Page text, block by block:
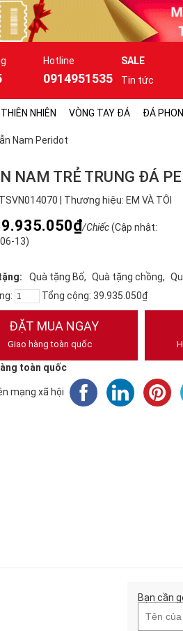
Hotline
0914951535
SALE
Tin tức
NHIÊN VÒNG TAY ĐÁ ĐÁ
Nam Peridot
NAM TRẺ TRUNG ĐÁ
| Thương hiệu: EM VÀ TÔI
/Chiếc(Cập nhật:
13)
Quà tặng Bố Quà tặng chồng
Tổng cộng: 39.935.050₫
ĐẶT MUA NGAY
Giao hàng toàn quốc
toàn quốc
mạng xã hội
Bạn cần